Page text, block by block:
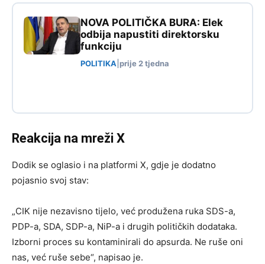
NOVA POLITIČKA BURA: Elek
odbija napustiti direktorsku
funkciju
POLITIKA prije 2 tjedna
Reakcija na mreži X
Dodik se oglasio i na platformi X, gdje je dodatno
pojasnio svoj stav:
„CIK nije nezavisno tijelo, već produžena ruka SDS-a,
PDP-a, SDA, SDP-a, NiP-a i drugih političkih dodataka.
Izborni proces su kontaminirali do apsurda. Ne ruše oni
nas, već ruše sebe“, napisao je.